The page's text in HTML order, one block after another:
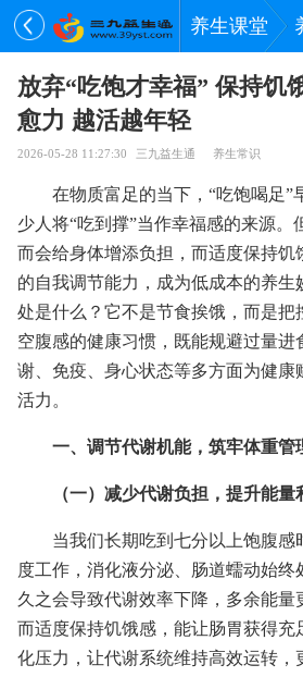
养生课堂
放弃“吃饱才幸福” 保持饥
愈力 越活越年轻
2026-05-28 11:27:30 三九益生通 养生常识
在物质富足的当下，“吃饱喝足”
少人将“吃到撑”当作幸福感的来源。
而会给身体增添负担，而适度保持饥
的自我调节能力，成为低成本的养生
处是什么？它不是节食挨饿，而是把
空腹感的健康习惯，既能规避过量进
谢、免疫、身心状态等多方面为健康
活力。
一、调节代谢机能，筑牢体重管
（一）减少代谢负担，提升能量
当我们长期吃到七分以上饱腹感
度工作，消化液分泌、肠道蠕动始
久之会导致代谢效率下降，多余能量
而适度保持饥饿感，能让肠胃获得充
化压力，让代谢系统维持高效运转，